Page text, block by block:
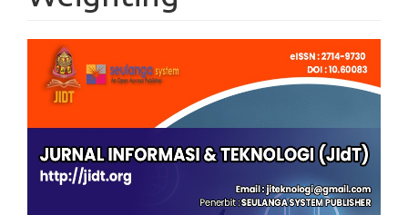
Article
Sidebar